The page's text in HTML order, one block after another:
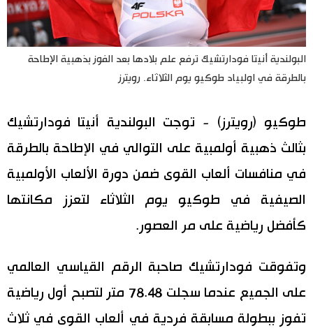
صور
أشخاص
تجارب وآراء
سياسة
مجتمع
طوكيو
الأكثر تفاعلا
اللغة اليابانية
موسوعة اليابان
هو وهي
المطبخ الياباني
تواصل معنا
البولندية أنيتا فودارتشيك ترفع علم بلادها بعد الفوز بذهبية الإطاحة
بالطرقة في اولبياد طوكيو يوم الثلاثاء. رويترز
طوكيو (رويترز) - توجت البولندية أنيتا فودارتشيك
بثالث ذهبية أولمبية على التوالي في الإطاحة بالطرقة
في منافسات ألعاب القوى ضمن دورة الألعاب الأولمبية
الصيفية في طوكيو يوم الثلاثاء لتعزز مكانتها
كأفضل رياضية على مر العصور.
وتفوقت فودارتشيك صاحبة الرقم القياسي العالمي
على الجميع عندما سجلت 78.48 متر لتصبح أول رياضية
تفوز ببطولة مسابقة فردية في ألعاب القوى في ثلاث